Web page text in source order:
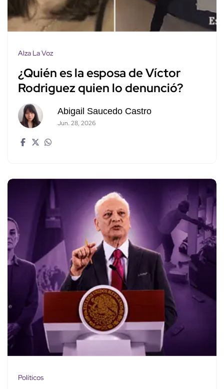
Alza La Voz
¿Quién es la esposa de Víctor
Rodriguez quien lo denunció?
Abigail Saucedo Castro
Jun. 28, 2026
Políticos